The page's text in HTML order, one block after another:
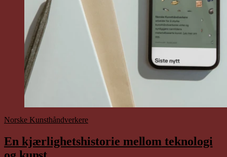
Norske Kunsthåndverkere
En kjærlighetshistorie mellom teknologi